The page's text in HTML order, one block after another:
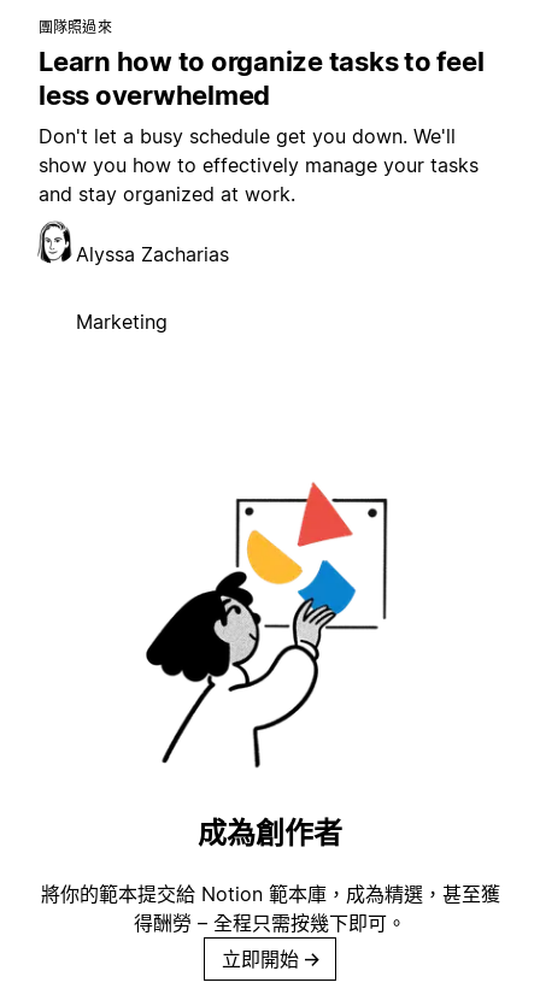
團隊照過來
Learn how to organize tasks to feel
less overwhelmed
Don't let a busy schedule get you down. We'll
show you how to effectively manage your tasks
and stay organized at work.
Alyssa Zacharias
Marketing
成為創作者
將你的範本提交給 Notion 範本庫，成為精選，甚至獲
得酬勞 – 全程只需按幾下即可。
立即開始 →